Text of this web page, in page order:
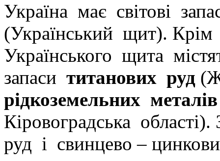
Україна має світові
(Український щит). Крім
Українського щита
запаси титанових руд
рідкоземельних металів
Кіровоградська
руд і свинцево –